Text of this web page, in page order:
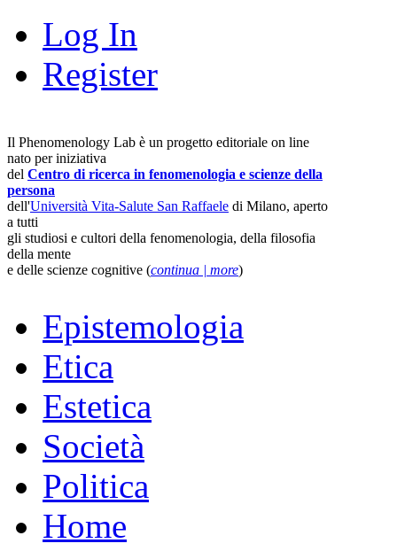
Log In
Register
Il Phenomenology Lab è un progetto editoriale on line
nato per iniziativa
del Centro di ricerca in fenomenologia e scienze della
persona
dell'Università Vita-Salute San Raffaele di Milano, aperto
a tutti
gli studiosi e cultori della fenomenologia, della filosofia
della mente
e delle scienze cognitive (continua | more)
Epistemologia
Etica
Estetica
Società
Politica
Home